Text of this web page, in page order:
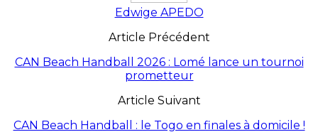
Edwige APEDO
Article Précédent
CAN Beach Handball 2026 : Lomé lance un tournoi
prometteur
Article Suivant
CAN Beach Handball : le Togo en finales à domicile !